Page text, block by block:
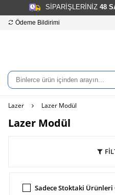
SİPARİŞLERİNİZ 48
Hesap Numaralarımız
Lazer Lazer Modül
Lazer Modül
Sadece Stoktaki Ürünleri